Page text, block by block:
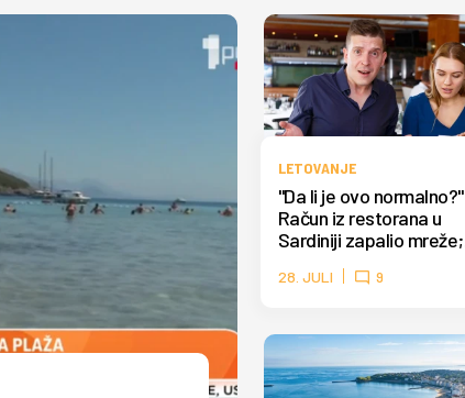
LETOVANJE
"Da li je ovo normalno?"
Račun iz restorana u
Sardiniji zapalio mreže;
FOTO
28. JULI 9